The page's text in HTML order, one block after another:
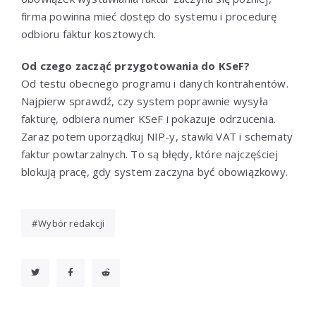
firma powinna mieć dostęp do systemu i procedurę
odbioru faktur kosztowych.
Od czego zacząć przygotowania do KSeF?
Od testu obecnego programu i danych kontrahentów.
Najpierw sprawdź, czy system poprawnie wysyła
fakturę, odbiera numer KSeF i pokazuje odrzucenia.
Zaraz potem uporządkuj NIP-y, stawki VAT i schematy
faktur powtarzalnych. To są błędy, które najczęściej
blokują pracę, gdy system zaczyna być obowiązkowy.
Wybór redakcji